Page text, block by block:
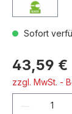
Sofort
43,59 €
zzgl. MwSt. -